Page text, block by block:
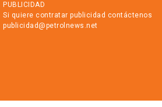
PUBLICIDAD
Si quiere contratar publicidad contáctenos
publicidad@petrolnews.net